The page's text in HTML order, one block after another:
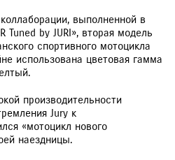
выполненной в
Tuned by JURI», вторая модель
спортивного мотоцикла
использована цветовая гамма
производительности
Jury к
«мотоцикл нового
наездницы.